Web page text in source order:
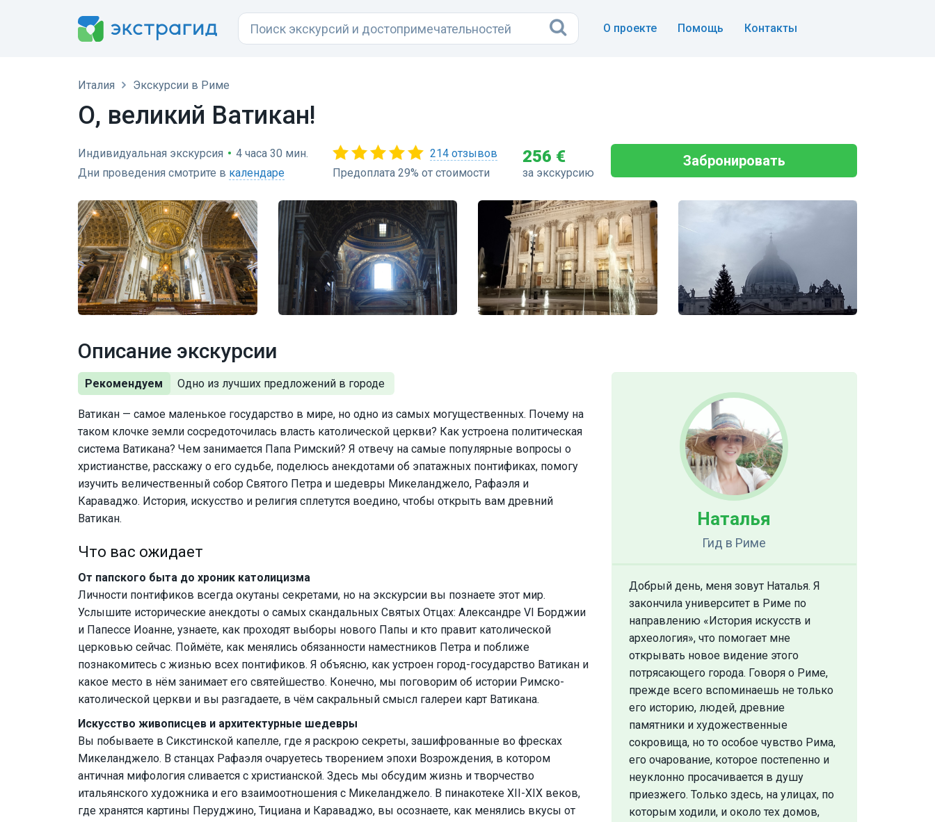
О проекте Помощь Контакты
Италия Экскурсии в Риме
О, великий Ватикан!
Индивидуальная экскурсия • 4 часа 30 мин.
Дни проведения смотрите в календаре
214 отзывов
Предоплата 29% от стоимости
256 €
за экскурсию
Забронировать
Описание экскурсии
Рекомендуем
Ватикан — самое маленькое государство в мире, но одно из самых могущественных. Почему на
таком клочке земли сосредоточилась власть католической церкви? Как устроена политическая
система Ватикана? Чем занимается Папа Римский? Я отвечу на самые популярные вопросы о
христианстве, расскажу о его судьбе, поделюсь анекдотами об эпатажных понтификах, помогу
изучить величественный собор Святого Петра и шедевры Микеланджело, Рафаэля и
Караваджо. История, искусство и религия сплетутся воедино, чтобы открыть вам древний
Ватикан.
Что вас ожидает
От папского быта до хроник католицизма
Личности понтификов всегда окутаны секретами, но на экскурсии вы познаете этот мир.
Услышите исторические анекдоты о самых скандальных Святых Отцах: Александре VI Борджии
и Папессе Иоанне, узнаете, как проходят выборы нового Папы и кто правит католической
церковью сейчас. Поймёте, как менялись обязанности наместников Петра и поближе
познакомитесь с жизнью всех понтификов. Я объясню, как устроен город-государство Ватикан и
какое место в нём занимает его святейшество. Конечно, мы поговорим об истории Римско-
католической церкви и вы разгадаете, в чём сакральный смысл галереи карт Ватикана.
Искусство живописцев и архитектурные шедевры
Вы побываете в Сикстинской капелле, где я раскрою секреты, зашифрованные во фресках
Микеланджело. В станцах Рафаэля очаруетесь творением эпохи Возрождения, в котором
античная мифология сливается с христианской. Здесь мы обсудим жизнь и творчество
итальянского художника и его взаимоотношения с Микеланджело. В пинакотеке XII-XIX веков,
где хранятся картины Перуджино, Тициана и Караваджо, вы осознаете, как менялись вкусы от
Наталья
Гид в Риме
Добрый день, меня зовут Наталья. Я
закончила университет в Риме по
направлению «История искусств и
археология», что помогает мне
открывать новое видение этого
потрясающего города. Говоря о Риме,
прежде всего вспоминаешь не только
его историю, людей, древние
памятники и художественные
сокровища, но то особое чувство Рима,
его очарование, которое постепенно и
неуклонно просачивается в душу
приезжего. Только здесь, на улицах, по
которым ходили, и около тех домов,